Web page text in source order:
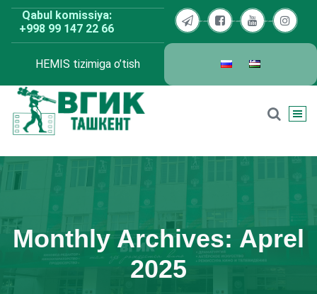
Skip
content
Qabul komissiya:
+998 99 147 22 66
HEMIS tizimiga o’tish
Monthly Archives: Aprel
2025